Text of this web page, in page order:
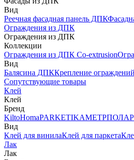
Вид
Реечная фасадная панель ДПК
Ограждения из ДПК
Ограждения из ДПК
Коллекции
Ограждения из ДПК Co-extrusion
Вид
Балясина ДПККрепление
Сопутствующие товары
Клей
Клей
Бренд
KiltoHomaPARKETIKAМЕТРПОЛА
Вид
Клей для винилаКлей для паркета
Лак
Лак